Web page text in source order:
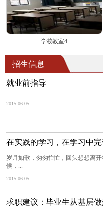
学校教室4
招生信息
就业前指导
2015-06-05
在实践的学习，在学习中完
岁月如歌，匆匆忙忙，回头想想离
候，...
2015-06-05
求职建议：毕业生从基层做